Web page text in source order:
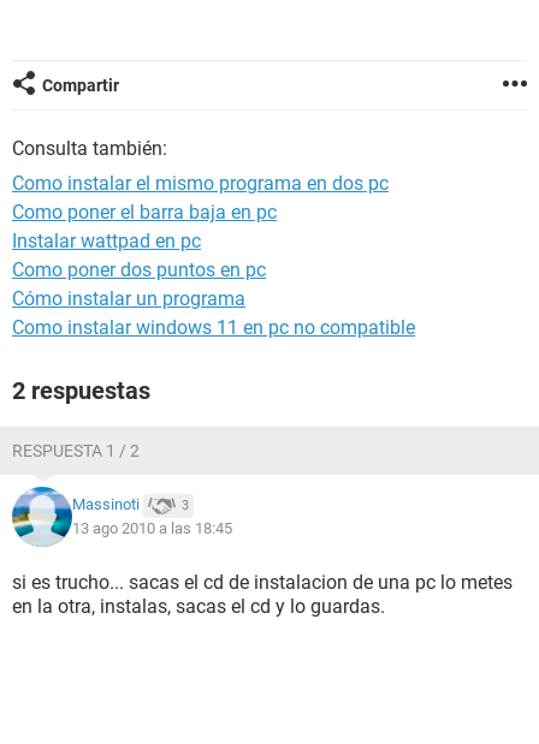
Compartir
Consulta también:
Como instalar el mismo programa en dos pc
Como poner el barra baja en pc
Instalar wattpad en pc
Como poner dos puntos en pc
Cómo instalar un programa
Como instalar windows 11 en pc no compatible
2 respuestas
RESPUESTA 1 / 2
Massinoti 3
13 ago 2010 a las 18:45
si es trucho... sacas el cd de instalacion de una pc lo metes
en la otra, instalas, sacas el cd y lo guardas.